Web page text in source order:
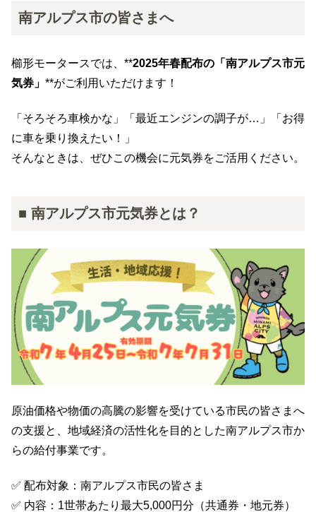
南アルプス市の皆さまへ
櫛形モータースでは、**2025年春配布の「南アルプス市元
気券」 **がご利用いただけます！
「そろそろ車検かな」「最近エンジンの調子が…」「お得
に車を乗り換えたい！」
そんなときは、ぜひこの機会に元気券をご活用ください。
■ 南アルプス市元気券とは？
原油価格や物価の高騰の影響を受けている市民の皆さまへ
の支援と、地域経済の活性化を目的とした南アルプス市か
らの給付事業です。
✅ 配布対象：南アルプス市民の皆さま
✅ 内容：1世帯あたり最大5,000円分（共通券・地元券）